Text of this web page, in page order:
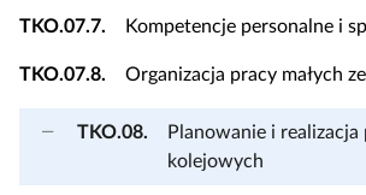
TKO.07.7. Kompetencje personalne i
TKO.07.8. Organizacja pracy małych
TKO.08.
Planowanie i
kolejowych